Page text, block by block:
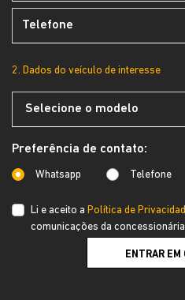
2. Dados do veículo de interesse
Preferência de contato:
Whatsapp Telefone
Li e aceito a Política de
comunicações da
ENTRAR EM